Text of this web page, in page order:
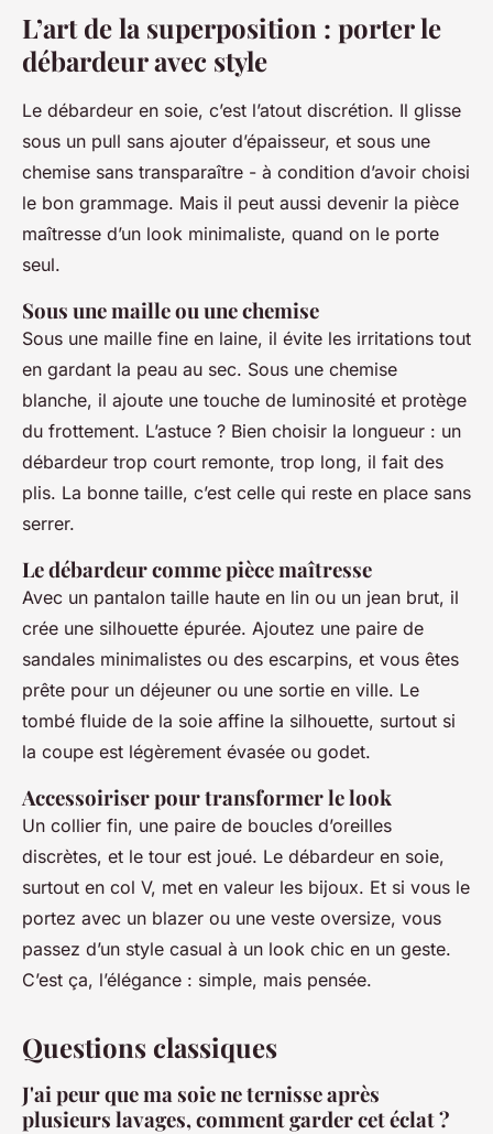
L’art de la superposition : porter le
débardeur avec style
Le débardeur en soie, c’est l’atout discrétion. Il glisse
sous un pull sans ajouter d’épaisseur, et sous une
chemise sans transparaître - à condition d’avoir choisi
le bon grammage. Mais il peut aussi devenir la pièce
maîtresse d’un look minimaliste, quand on le porte
seul.
Sous une maille ou une chemise
Sous une maille fine en laine, il évite les irritations tout
en gardant la peau au sec. Sous une chemise
blanche, il ajoute une touche de luminosité et protège
du frottement. L’astuce ? Bien choisir la longueur : un
débardeur trop court remonte, trop long, il fait des
plis. La bonne taille, c’est celle qui reste en place sans
serrer.
Le débardeur comme pièce maîtresse
Avec un pantalon taille haute en lin ou un jean brut, il
crée une silhouette épurée. Ajoutez une paire de
sandales minimalistes ou des escarpins, et vous êtes
prête pour un déjeuner ou une sortie en ville. Le
tombé fluide de la soie affine la silhouette, surtout si
la coupe est légèrement évasée ou godet.
Accessoiriser pour transformer le look
Un collier fin, une paire de boucles d’oreilles
discrètes, et le tour est joué. Le débardeur en soie,
surtout en col V, met en valeur les bijoux. Et si vous le
portez avec un blazer ou une veste oversize, vous
passez d’un style casual à un look chic en un geste.
C’est ça, l’élégance : simple, mais pensée.
Questions classiques
J'ai peur que ma soie ne ternisse après
plusieurs lavages, comment garder cet éclat ?